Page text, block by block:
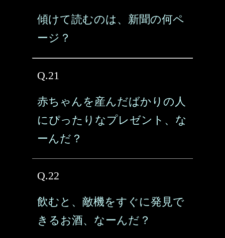
傾けて読むのは、新聞の何ペ
ージ？
Q.21
赤ちゃんを産んだばかりの人
にぴったりなプレゼント、な
ーんだ？
Q.22
飲むと、敵機をすぐに発見で
きるお酒、なーんだ？